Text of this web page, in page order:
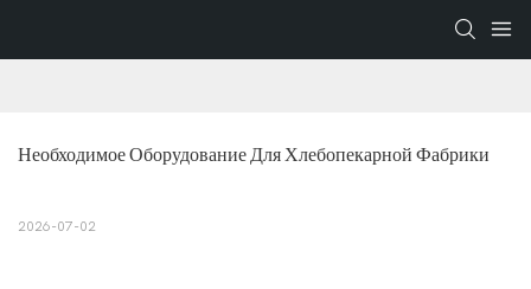
Необходимое Оборудование Для Хлебопекарной Фабрики
2026-07-02